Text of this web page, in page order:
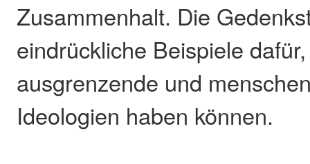
Zusammenhalt. Die
eindrückliche Beispiele
ausgrenzende und
Ideologien haben können.